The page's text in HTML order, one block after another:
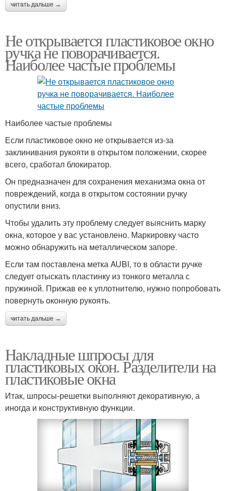
читать дальше →
Не открывается пластиковое окно
ручка не поворачивается.
Наиболее частые проблемы
Наиболее частые проблемы
Если пластиковое окно не открывается из-за
заклинивания рукояти в открытом положении, скорее
всего, сработал блокиратор.
Он предназначен для сохранения механизма окна от
повреждений, когда в открытом состоянии ручку
опустили вниз.
Чтобы удалить эту проблему следует выяснить марку
окна, которое у вас установлено. Маркировку часто
можно обнаружить на металлическом запоре.
Если там поставлена метка AUBI, то в области ручке
следует отыскать пластинку из тонкого металла с
пружиной. Прижав ее к уплотнителю, нужно попробовать
повернуть оконную рукоять.
читать дальше →
Накладные шпросы для
пластиковых окон. Разделители на
пластиковые окна
Итак, шпросы-решетки выполняют декоративную, а
иногда и конструктивную функции.